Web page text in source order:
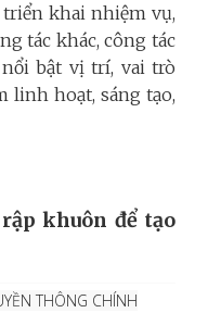
khai nhiệm vụ,
tác khác, công tác
bật vị trí, vai trò
linh hoạt, sáng tạo,
khuôn để tạo
THÔNG CHÍNH